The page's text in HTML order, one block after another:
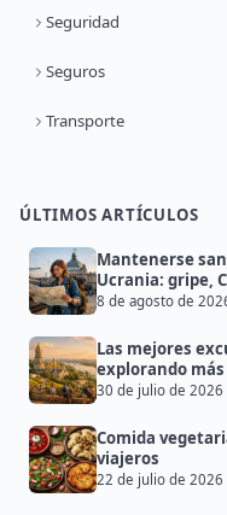
Seguridad
Seguros
Transporte
ÚLTIMOS ARTÍCULOS
Mantenerse
Ucrania: gripe,
8 de agosto de
Las mejores
explorando
30 de julio de 2026
Comida
viajeros
22 de julio de 2026